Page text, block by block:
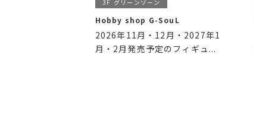
3F グリーンゾーン
Hobby shop G-SouL
2026年11月・12月・2027年1
月・2月発売予定のフィギュ...